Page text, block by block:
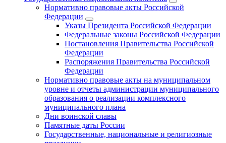
Нормативно правовые акты Российской
Федерации
Указы Президента Российской Федерации
Федеральные законы Российской Федерации
Постановления Правительства Российской
Федерации
Распоряжения Правительства Российской
Федерации
Нормативно правовые акты на муниципальном
уровне и отчеты администрации муниципального
образования о реализации комплексного
муниципального плана
Дни воинской славы
Памятные даты России
Государственные, национальные и религиозные